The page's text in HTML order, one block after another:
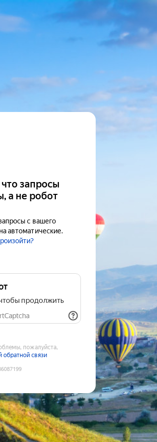
запросы
а не робот
с вашего
автоматические.
продолжить
пожалуйста,
связи